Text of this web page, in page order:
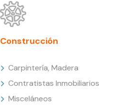
Construcción
Carpintería, Madera
Contratistas Inmobiliarios
Misceláneos